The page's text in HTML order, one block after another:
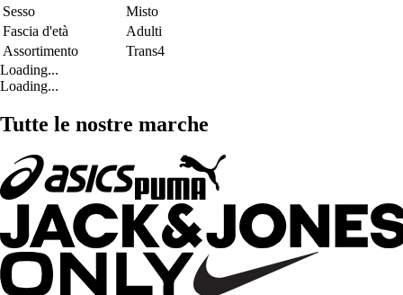
Sesso
Misto
Fascia d'età
Adulti
Assortimento
Trans4
Loading...
Loading...
Tutte le nostre marche